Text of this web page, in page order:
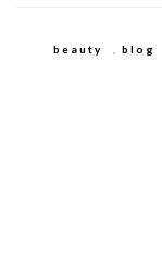
beauty , blog